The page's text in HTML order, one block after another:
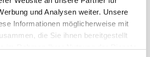
und Analysen weiter. Unsere
Informationen möglicherweise mit
die Sie ihnen bereitgestellt